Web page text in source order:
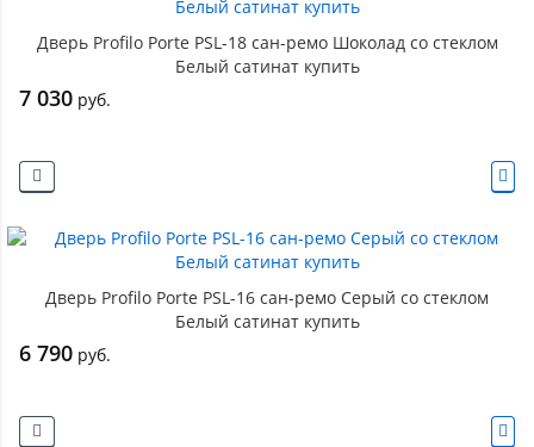
Дверь Profilo Porte PSL-18 сан-ремо Шоколад со стеклом
Белый сатинат купить
7 030 руб.
Дверь Profilo Porte PSL-16 сан-ремо Серый со стеклом
Белый сатинат купить
6 790 руб.